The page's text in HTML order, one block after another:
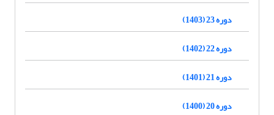
دوره 23 (1403)
دوره 22 (1402)
دوره 21 (1401)
دوره 20 (1400)